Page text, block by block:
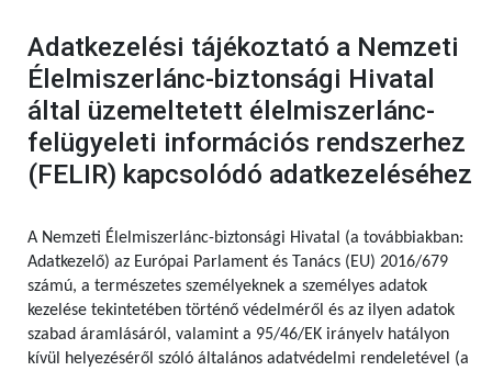
Adatkezelési tájékoztató a Nemzeti
Élelmiszerlánc-biztonsági Hivatal
által üzemeltetett élelmiszerlánc-
felügyeleti információs rendszerhez
(FELIR) kapcsolódó adatkezeléséhez
A Nemzeti Élelmiszerlánc-biztonsági Hivatal (a továbbiakban:
Adatkezelő) az Európai Parlament és Tanács (EU) 2016/679
számú, a természetes személyeknek a személyes adatok
kezelése tekintetében történő védelméről és az ilyen adatok
szabad áramlásáról, valamint a 95/46/EK irányelv hatályon
kívül helyezéséről szóló általános adatvédelmi rendeletével (a